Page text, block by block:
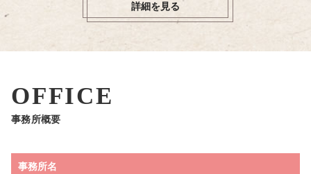
詳細を見る
OFFICE
事務所概要
事務所名